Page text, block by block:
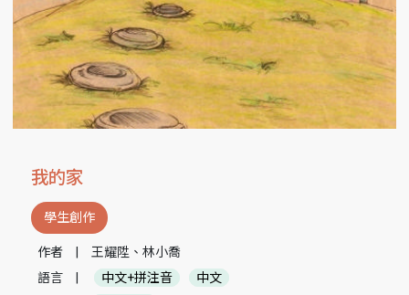
我的家
學生創作
作者
王耀陞、林小喬
語言
中文+拼注音
中文